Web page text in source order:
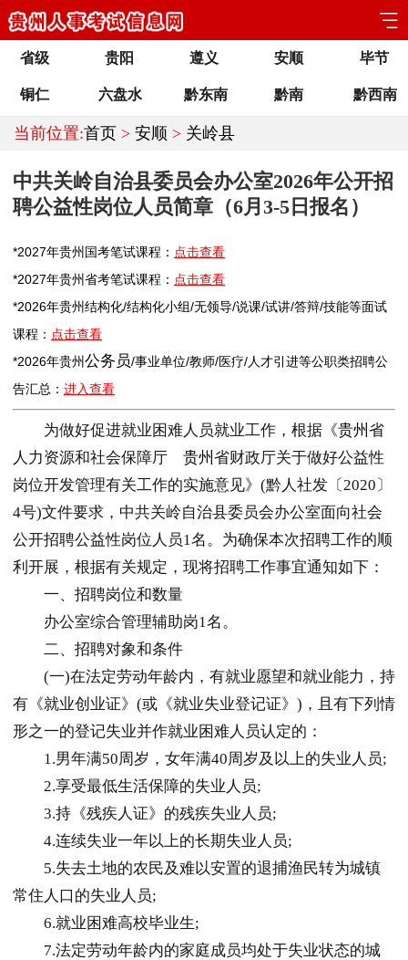
省级 贵阳 遵义 安顺 毕节
铜仁 六盘水 黔东南 黔南 黔西南
当前位置:首页 > 安顺 > 关岭县
中共关岭自治县委员会办公室2026年公开招
聘公益性岗位人员简章（6月3-5日报名）
*2027年贵州 国考笔试课程： 点击查看
*2027年贵州省考笔试课程： 点击查看
*2026年贵州结构化/结构化小组/无领导/说课/试讲/答辩/技能等面试
课程： 点击查看
*2026年贵州公务员/事业单位/教师/医疗/人才引进等公职类招聘公
告汇总： 进入查看
为做好促进就业困难人员就业工作，根据《贵州 省
人力资源和社会保障厅 贵州 省财政厅关于做好公益性
岗位开发管理有关工作的实施意见》(黔人社发〔2020〕
4号)文件要求，中共关岭自治县委员会办公室面向社会
公开招聘公益性岗位人员1名。为确保本次招聘工作的顺
利开展，根据有关规定，现将招聘工作事宜通知如下：
一、招聘岗位和数量
办公室综合管理辅助岗1名。
二、招聘对象和条件
(一)在法定劳动年龄内，有就业愿望和就业能力，持
有《就业创业证》(或《就业失业登记证》)，且有下列情
形之一的登记失业并作就业困难人员认定的：
1.男年满50周岁，女年满40周岁及以上的失业人员;
2.享受最低生活保障的失业人员;
3.持《残疾人证》的残疾失业人员;
4.连续失业一年以上的长期失业人员;
5.失去土地的农民及难以安置的退捕渔民转为城镇
常住人口的失业人员;
6.就业困难高校毕业生;
7.法定劳动年龄内的家庭成员均处于失业状态的城